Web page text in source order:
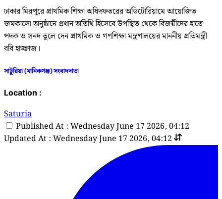
ঢাকার মিরপুরে প্রাথমিক শিক্ষা অধিদফতরের অডিটোরিয়ামে আয়োজিত
জমকালো অনুষ্ঠানে প্রধান অতিথি হিসেবে উপস্থিত থেকে বিজয়ীদের হাতে
পদক ও সনদ তুলে দেন প্রাথমিক ও গণশিক্ষা মন্ত্রণালয়ের মাননীয় প্রতিমন্ত্রী
ববি হাজ্জাজ।
সাটুরিয়া (মানিকগঞ্জ) সংবাদদাতা
Location :
Saturia
Published At : Wednesday June 17 2026, 04:12
Updated At : Wednesday June 17 2026, 04:12